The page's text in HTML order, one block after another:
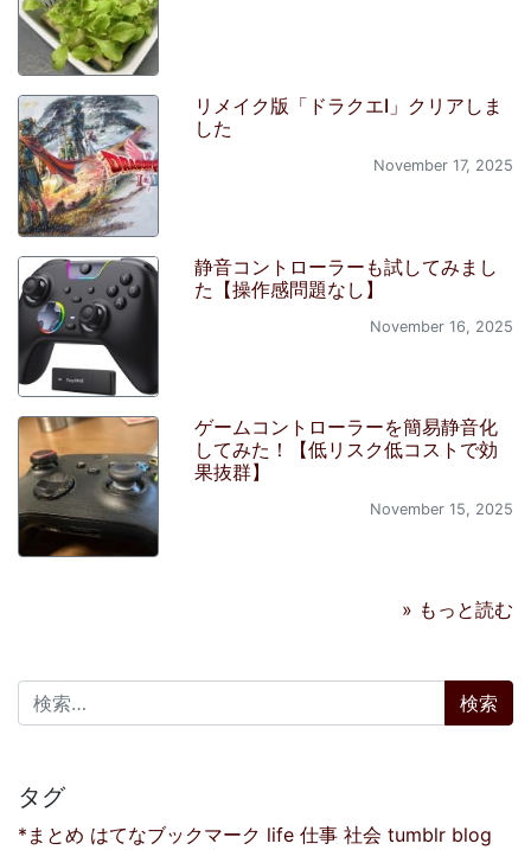
リメイク版「ドラクエI」クリアしま
した
November 17, 2025
静音コントローラーも試してみまし
た【操作感問題なし】
November 16, 2025
ゲームコントローラーを簡易静音化
してみた！【低リスク低コストで効
果抜群】
November 15, 2025
» もっと読む
検索:
タグ
*まとめ はてなブックマーク life 仕事 社会 tumblr blog